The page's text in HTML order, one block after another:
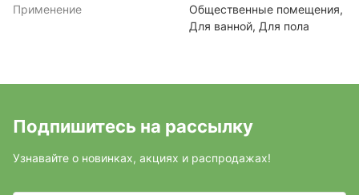
Применение
Общественные помещения,
Для ванной, Для пола
Подпишитесь на рассылку
Узнавайте о новинках, акциях и распродажах!